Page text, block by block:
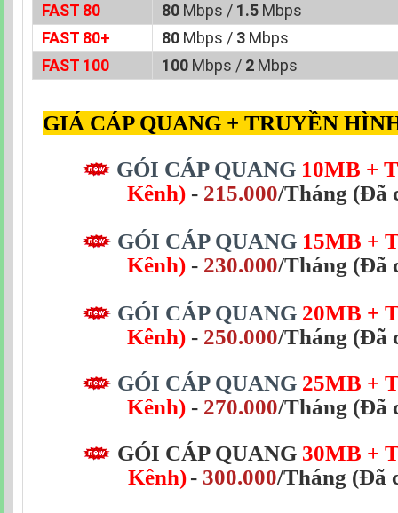
FAST 80
80 Mbps / 1.5 Mbps
FAST 80+
80 Mbps / 3 Mbps
FAST 100
100 Mbps / 2 Mbps
GIÁ CÁP QUANG + TRUYỀN
GÓI CÁP QUANG 10MB +
Kênh)- 215.000/Tháng (Đã
GÓI CÁP QUANG 15MB +
Kênh)- 230.000/Tháng (Đã
GÓI CÁP QUANG 20MB +
Kênh)- 250.000/Tháng (Đã
GÓI CÁP QUANG 25MB +
Kênh)- 270.000/Tháng (Đã
GÓI CÁP QUANG 30MB +
Kênh) - 300.000/Tháng (Đã